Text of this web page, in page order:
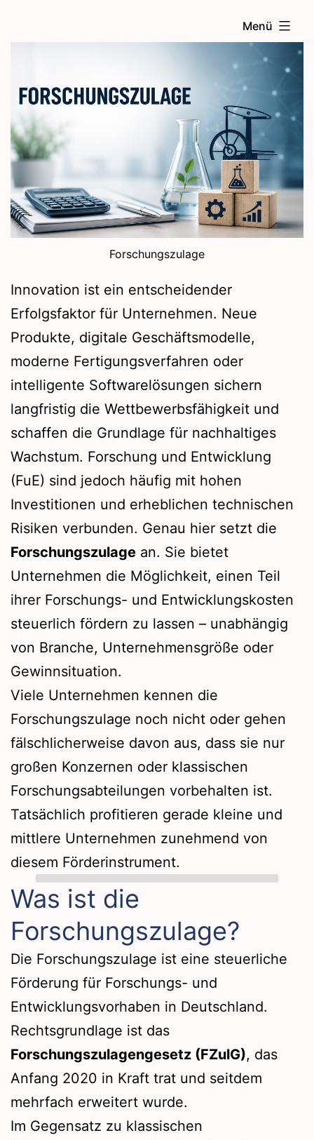
Menü
Forschungszulage
Innovation ist ein entscheidender
Erfolgsfaktor für Unternehmen. Neue
Produkte, digitale Geschäftsmodelle,
moderne Fertigungsverfahren oder
intelligente Softwarelösungen sichern
langfristig die Wettbewerbsfähigkeit und
schaffen die Grundlage für nachhaltiges
Wachstum. Forschung und Entwicklung
(FuE) sind jedoch häufig mit hohen
Investitionen und erheblichen technischen
Risiken verbunden. Genau hier setzt die
Forschungszulage an. Sie bietet
Unternehmen die Möglichkeit, einen Teil
ihrer Forschungs- und Entwicklungskosten
steuerlich fördern zu lassen – unabhängig
von Branche, Unternehmensgröße oder
Gewinnsituation.
Viele Unternehmen kennen die
Forschungszulage noch nicht oder gehen
fälschlicherweise davon aus, dass sie nur
großen Konzernen oder klassischen
Forschungsabteilungen vorbehalten ist.
Tatsächlich profitieren gerade kleine und
mittlere Unternehmen zunehmend von
diesem Förderinstrument.
Was ist die
Forschungszulage?
Die Forschungszulage ist eine steuerliche
Förderung für Forschungs- und
Entwicklungsvorhaben in Deutschland.
Rechtsgrundlage ist das
Forschungszulagengesetz (FZulG), das
Anfang 2020 in Kraft trat und seitdem
mehrfach erweitert wurde.
Im Gegensatz zu klassischen